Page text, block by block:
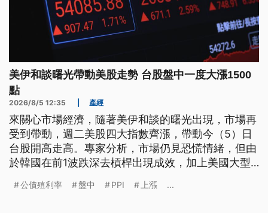
美伊和談曙光帶動美股走勢 台股盤中一度大漲1500
點
2026/8/5 12:35 產經
來關心市場經濟，隨著美伊和談的曙光出現，市場再
受到帶動，週二美股四大指數齊漲，帶動今（5）日
台股開高走高。專家分析，市場仍見恐慌情緒，但由
於韓國在前1波跌深去槓桿出現成效，加上美國大型
極。而針對荷姆茲海峽重啟的期待，也刺激國際油價
公債殖利率 盤中 PPI 上漲 ...